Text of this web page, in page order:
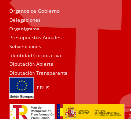
Órganos de Gobierno
Delegaciones
Organigrama
Presupuestos Anuales
Subvenciones
Identidad Corporativa
Diputación Abierta
Diputación Transparente
EDUSI